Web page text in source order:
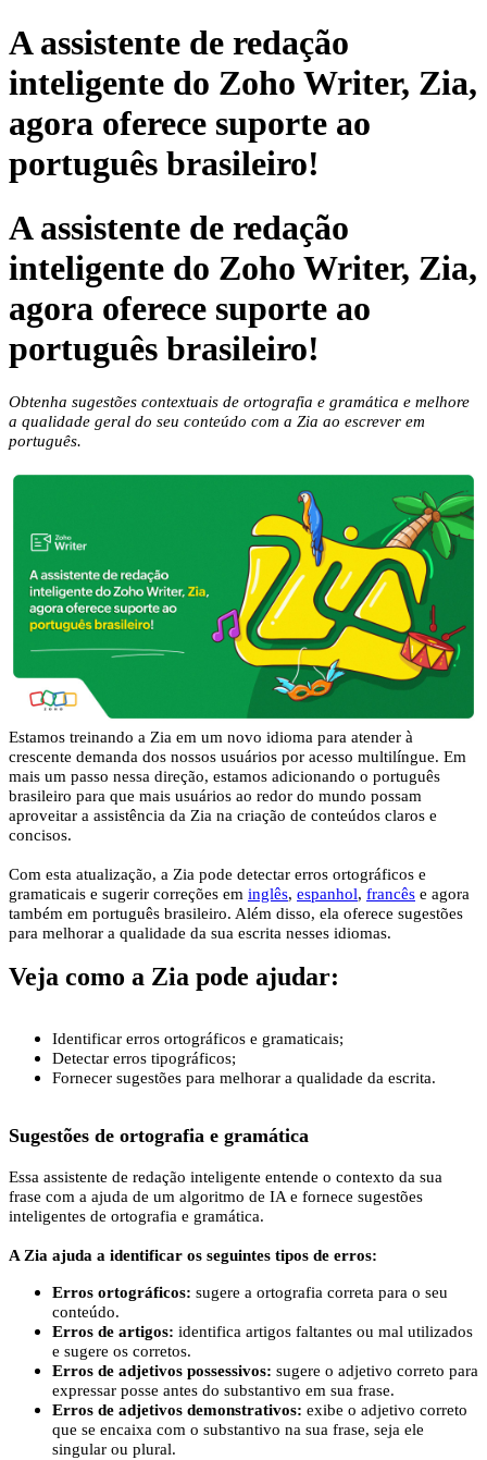
A assistente de redação
inteligente do Zoho Writer, Zia,
agora oferece suporte ao
português brasileiro!
A assistente de redação
inteligente do Zoho Writer, Zia,
agora oferece suporte ao
português brasileiro!
Obtenha sugestões contextuais de ortografia e gramática e melhore
a qualidade geral do seu conteúdo com a Zia ao escrever em
português.
Estamos treinando a Zia em um novo idioma para atender à
crescente demanda dos nossos usuários por acesso multilíngue. Em
mais um passo nessa direção, estamos adicionando o português
brasileiro para que mais usuários ao redor do mundo possam
aproveitar a assistência da Zia na criação de conteúdos claros e
concisos.
Com esta atualização, a Zia pode detectar erros ortográficos e
gramaticais e sugerir correções em inglês, espanhol, francês e agora
também em português brasileiro. Além disso, ela oferece sugestões
para melhorar a qualidade da sua escrita nesses idiomas.
Veja como a Zia pode ajudar:
Identificar erros ortográficos e gramaticais;
Detectar erros tipográficos;
Fornecer sugestões para melhorar a qualidade da escrita.
Sugestões de ortografia e gramática
Essa assistente de redação inteligente entende o contexto da sua
frase com a ajuda de um algoritmo de IA e fornece sugestões
inteligentes de ortografia e gramática.
A Zia ajuda a identificar os seguintes tipos de erros:
Erros ortográficos: sugere a ortografia correta para o seu
conteúdo.
Erros de artigos: identifica artigos faltantes ou mal utilizados
e sugere os corretos.
Erros de adjetivos possessivos: sugere o adjetivo correto para
expressar posse antes do substantivo em sua frase.
Erros de adjetivos demonstrativos: exibe o adjetivo correto
que se encaixa com o substantivo na sua frase, seja ele
singular ou plural.